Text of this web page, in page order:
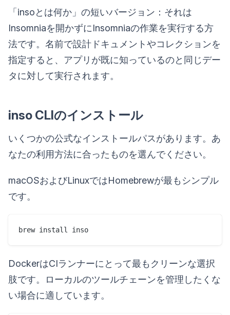
「insoとは何か」の短いバージョン：それは
Insomniaを開かずにInsomniaの作業を実行する方
法です。名前で設計ドキュメントやコレクションを
指定すると、アプリが既に知っているのと同じデー
タに対して実行されます。
inso CLIのインストール
いくつかの公式なインストールパスがあります。あ
なたの利用方法に合ったものを選んでください。
macOSおよびLinuxではHomebrewが最もシンプル
です。
DockerはCIランナーにとって最もクリーンな選択
肢です。ローカルのツールチェーンを管理したくな
い場合に適しています。